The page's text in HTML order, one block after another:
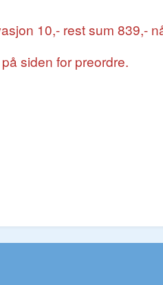
10,- rest sum 839,-
siden for preordre.